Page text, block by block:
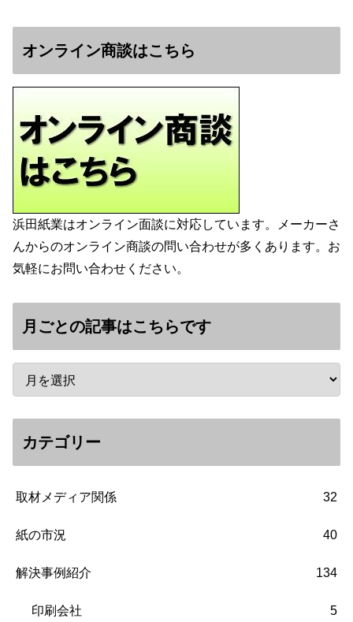
オンライン商談はこちら
浜田紙業はオンライン面談に対応しています。メーカーさ
んからのオンライン商談の問い合わせが多くあります。お
気軽にお問い合わせください。
月ごとの記事はこちらです
カテゴリー
取材メディア関係 32
紙の市況 40
解決事例紹介 134
印刷会社 5